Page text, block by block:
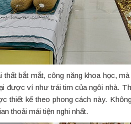
bắt mắt, công năng khoa học,
được ví như trái tim của ngôi nhà.
thiết kế theo phong cách này.
thoải mái tiện nghi nhất.